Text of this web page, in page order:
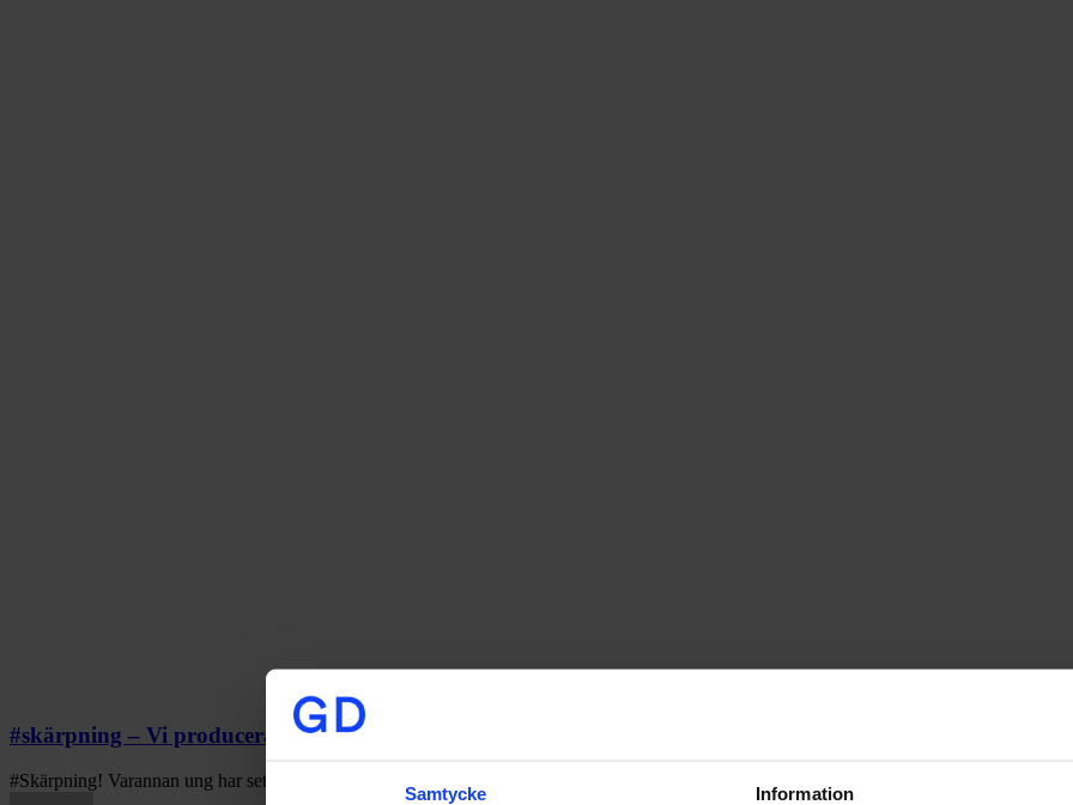
Samtycke Information
#skärpning – Vi producerar film åt Friends
#Skärpning! Varannan ung har sett vuxna bete sig illa mot andra vuxna på nätet. För…